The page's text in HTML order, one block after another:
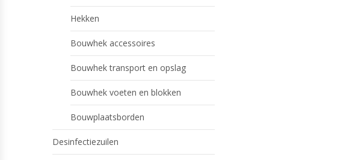
Hekken
Bouwhek accessoires
Bouwhek transport en opslag
Bouwhek voeten en blokken
Bouwplaatsborden
Desinfectiezuilen